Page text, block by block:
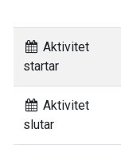
Aktivitet
startar
Aktivitet
slutar